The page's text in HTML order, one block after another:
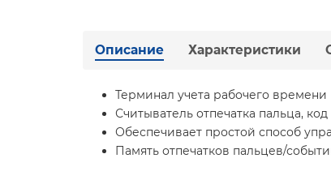
Описание Характеристики
Терминал учета рабочего времени
Считыватель отпечатка пальца, код
Обеспечивает простой способ
Память отпечатков пальцев/